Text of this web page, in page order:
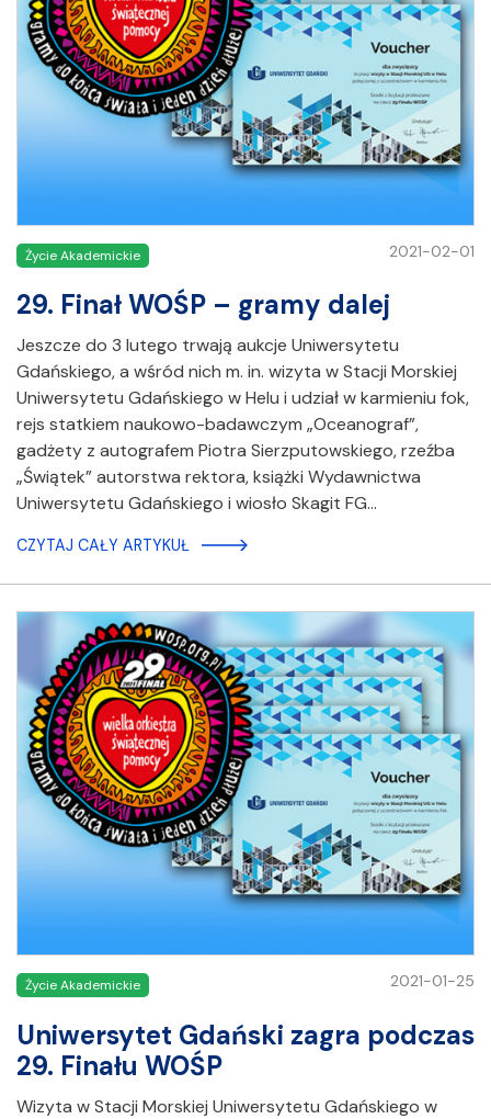
Życie Akademickie 2021-02-01
29. Finał WOŚP – gramy dalej
Jeszcze do 3 lutego trwają aukcje Uniwersytetu
Gdańskiego, a wśród nich m. in. wizyta w Stacji Morskiej
Uniwersytetu Gdańskiego w Helu i udział w karmieniu fok,
rejs statkiem naukowo-badawczym „Oceanograf”,
gadżety z autografem Piotra Sierzputowskiego, rzeźba
„Świątek” autorstwa rektora, książki Wydawnictwa
Uniwersytetu Gdańskiego i wiosło Skagit FG…
CZYTAJ CAŁY ARTYKUŁ
Życie Akademickie 2021-01-25
Uniwersytet Gdański zagra podczas
29. Finału WOŚP
Wizyta w Stacji Morskiej Uniwersytetu Gdańskiego w